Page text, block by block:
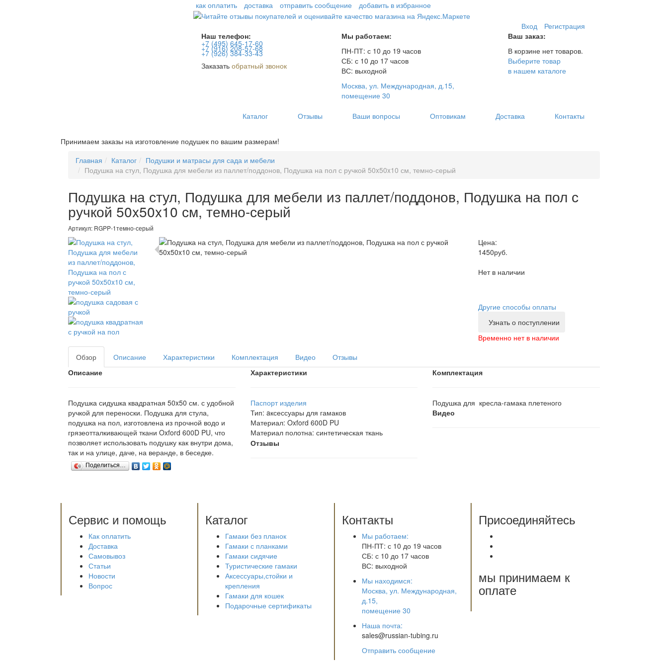
как оплатить доставка отправить сообщение добавить в избранное
Вход
Регистрация
Наш телефон:
+7 (495) 645-17-60
+7 (916) 208-57-68
+7 (926) 384-33-43
Заказать обратный звонок
Мы работаем:
ПН-ПТ: с 10 до 19 часов
СБ: с 10 до 17 часов
ВС: выходной
Москва, ул. Международная, д.15,
помещение 30
Ваш заказ:
В корзине нет товаров.
Выберите товар
в нашем каталоге
Каталог Отзывы Ваши вопросы Оптовикам Доставка Контакты
Принимаем заказы на изготовление подушек по вашим размерам!
Главная
Каталог
Подушки и матрасы для сада и мебели
Подушка на стул, Подушка для мебели из паллет/поддонов, Подушка на пол с ручкой 50x50x10 см, темно-серый
Подушка на стул, Подушка для мебели из паллет/поддонов, Подушка на пол с
ручкой 50x50x10 см, темно-серый
Артикул: RGPP-1темно-серый
Цена:
1450руб.
Нет в наличии
Другие способы оплаты
Узнать о поступлении
Временно нет в наличии
Обзор
Описание Характеристики Комплектация Видео
Отзывы
Описание
Подушка сидушка квадратная 50x50 см. с удобной
ручкой для переноски. Подушка для стула,
подушка на пол, изготовлена из прочной водо и
грязеотталкивающей ткани Oxford 600D PU, что
позволяет использовать подушку как внутри дома,
так и на улице, даче, на веранде, в беседке.
Поделиться…
Характеристики
Паспорт изделия
Тип: aксессуары для гамаков
Материал: Oxford 600D PU
Материал полотна: синтетическая ткань
Комплектация
Подушка для кресла-гамака плетеного
Видео
Отзывы
Сервис и помощь
Как оплатить
Доставка
Самовывоз
Статьи
Новости
Вопрос
Каталог
Гамаки без планок
Гамаки с планками
Гамаки сидячие
Туристические гамаки
Аксессуары,стойки и
крепления
Гамаки для кошек
Подарочные сертификаты
Контакты
Мы работаем:
ПН-ПТ: с 10 до 19 часов
СБ: с 10 до 17 часов
ВС: выходной
Мы находимся:
Москва, ул. Международная,
д.15,
помещение 30
Наша почта:
sales@russian-tubing.ru
Отправить сообщение
Присоединяйтесь
мы принимаем к
оплате